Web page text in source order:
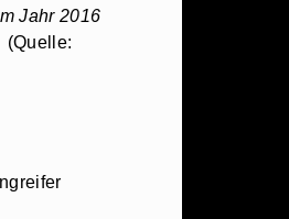
Jahr 2016
(Quelle: